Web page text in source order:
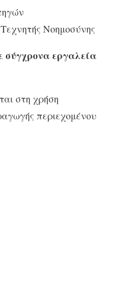
Νοημοσύνης
σύγχρονα εργαλεία
στη χρήση
περιεχομένου